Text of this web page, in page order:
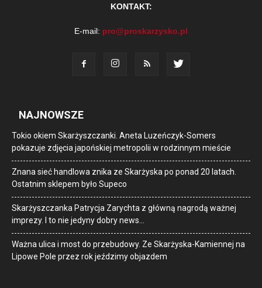
KONTAKT:
E-mail: pro@proskarzysko.pl
NAJNOWSZE
Tokio okiem Skarżyszczanki. Aneta Luzeńczyk-Somers
pokazuje zdjęcia japońskiej metropolii w rodzinnym mieście
Znana sieć handlowa znika ze Skarżyska po ponad 20 latach.
Ostatnim sklepem było Supeco
Skarżyszczanka Patrycja Zarychta z główną nagrodą ważnej
imprezy. I to nie jedyny dobry news…
Ważna ulica i most do przebudowy. Ze Skarżyska-Kamiennej na
Lipowe Pole przez rok jeździmy objazdem